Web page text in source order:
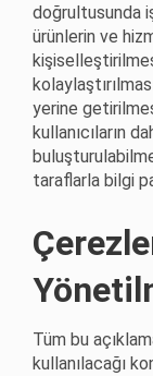
doğrultusunda
ürünlerin ve
yerine
kullanıcıların
taraflarla bilgi
Tüm bu
kullanılacağı